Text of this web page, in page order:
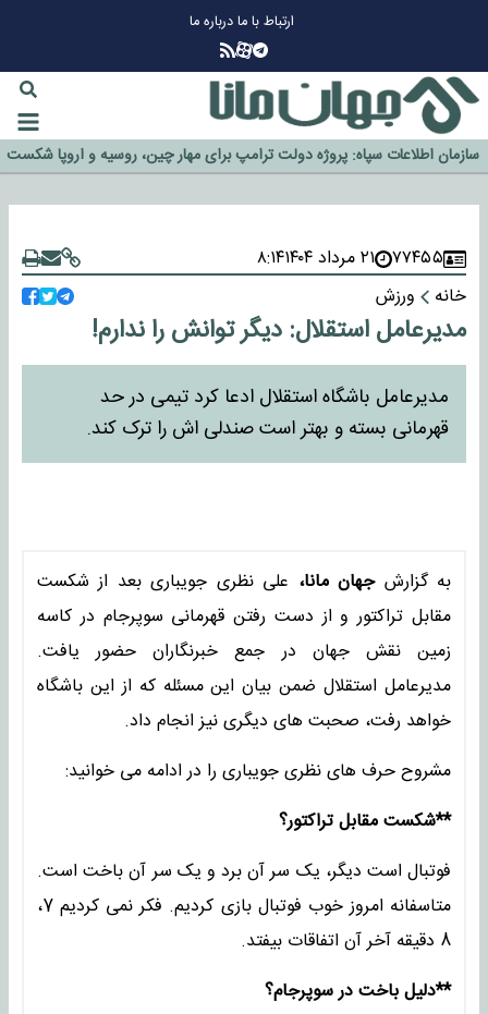
ارتباط با مادرباره ما
گزینه جدایی اوسمار روی میز مدیران پرسپولیس
آیا رئیس جمهور آمریکا قانون را دور می‌زند؟
اخراج رسمی چهره نامدار از پرسپولیس
سازمان اطلاعات سپاه: پروژه دولت ترامپ برای مهار چین، روسیه و اروپا شکست
خورد
۷۷۴۵۵ ۲۱ مرداد ۱۴۰۴
۸:۱۴
خانه
ورزش
مدیرعامل استقلال: دیگر توانش را ندارم!
مدیرعامل باشگاه استقلال ادعا کرد تیمی در حد
قهرمانی بسته و بهتر است صندلی اش را ترک کند.
به گزارش جهان مانا، علی نظری جویباری بعد از شکست
مقابل تراکتور و از دست رفتن قهرمانی سوپرجام در کاسه
زمین نقش جهان در جمع خبرنگاران حضور یافت.
مدیرعامل استقلال ضمن بیان این مسئله که از این باشگاه
خواهد رفت، صحبت های دیگری نیز انجام داد.
مشروح حرف های نظری جویباری را در ادامه می خوانید:
**شکست مقابل تراکتور؟
فوتبال است دیگر، یک سر آن برد و یک سر آن باخت است.
متاسفانه امروز خوب فوتبال بازی کردیم. فکر نمی کردیم 7،
8 دقیقه آخر آن اتفاقات بیفتد.
**دلیل باخت در سوپرجام؟